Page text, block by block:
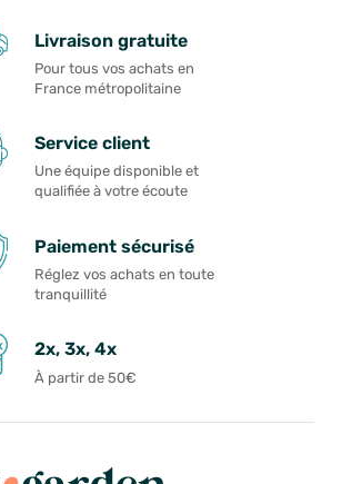
Livraison gratuite
Pour tous vos achats en
France métropolitaine
Service client
Une équipe disponible et
qualifiée à votre écoute
Paiement sécurisé
Réglez vos achats en toute
tranquillité
2x, 3x, 4x
À partir de 50€